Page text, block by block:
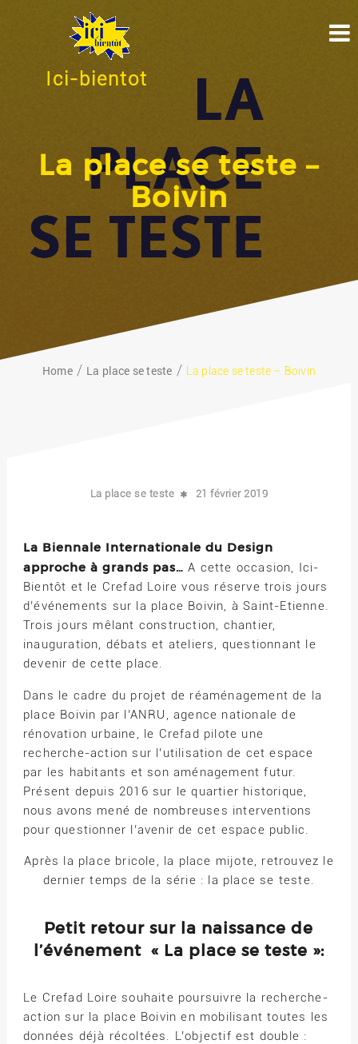
Ici-bientot
La place se teste –
Boivin
Home La place se teste La place se teste – Boivin
La place se teste 21 février 2019
La Biennale Internationale du Design
approche à grands pas… A cette occasion, Ici-
Bientôt et le Crefad Loire vous réserve trois jours
d’événements sur la place Boivin, à Saint-Etienne.
Trois jours mêlant construction, chantier,
inauguration, débats et ateliers, questionnant le
devenir de cette place.
Dans le cadre du projet de réaménagement de la
place Boivin par l’ANRU, agence nationale de
rénovation urbaine, le Crefad pilote une
recherche-action sur l’utilisation de cet espace
par les habitants et son aménagement futur.
Présent depuis 2016 sur le quartier historique,
nous avons mené de nombreuses interventions
pour questionner l’avenir de cet espace public.
Après la place bricole, la place mijote, retrouvez le
dernier temps de la série : la place se teste.
Petit retour sur la naissance de
l’événement « La place se teste »:
Le Crefad Loire souhaite poursuivre la recherche-
action sur la place Boivin en mobilisant toutes les
données déjà récoltées. L’objectif est double :